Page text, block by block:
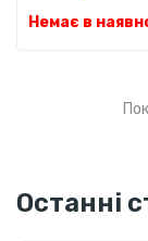
Немає в
Останні